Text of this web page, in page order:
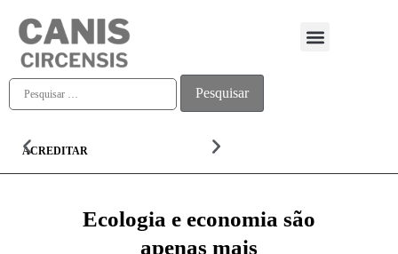
ACREDITAR
Ecologia e economia são
apenas mais